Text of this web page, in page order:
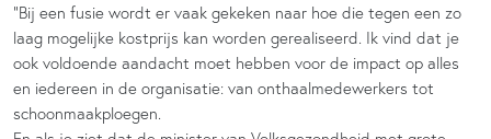
“Bij een fusie wordt er vaak gekeken naar hoe die tegen een zo
laag mogelijke kostprijs kan worden gerealiseerd. Ik vind dat je
ook voldoende aandacht moet hebben voor de impact op alles
en iedereen in de organisatie: van onthaalmedewerkers tot
schoonmaakploegen.